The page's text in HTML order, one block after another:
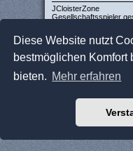
Diese Website nutzt
bestmöglichen Komfort
bieten. Mehr erfahren
JCloisterZone
Gesellschaftsspieler